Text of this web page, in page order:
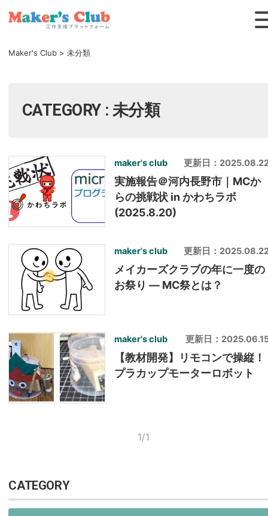
Maker's Club >未分類
CATEGORY : 未分類
maker's club 更新日：
実施報告＠河内長野市｜MCか
らの挑戦状 in かわちラボ
(2025.8.20)
maker's club 更新日：
メイカーズクラブの年に一度の
お祭り ― MC祭とは？
maker's club 更新日：
【教材開発】リモコンで操縦！
プラカップモーターロボット
1/1
CATEGORY